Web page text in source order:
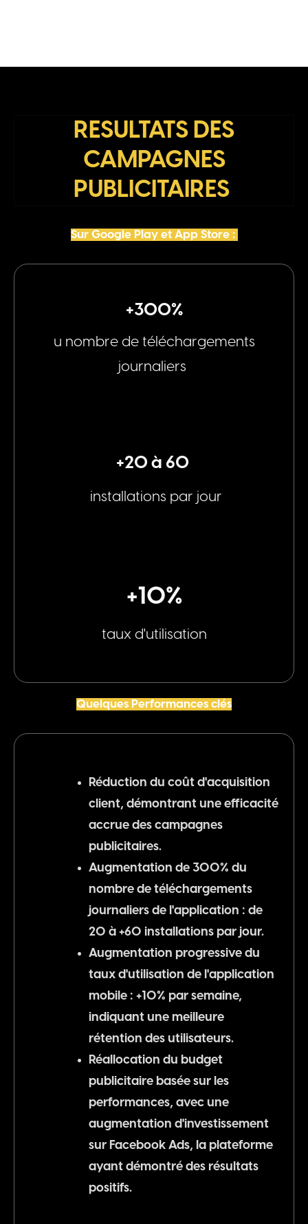
RESULTATS DES
CAMPAGNES
PUBLICITAIRES
Sur Google Play et App Store :
+300%
u nombre de téléchargements
journaliers
+20 à 60
installations par jour
+10%
taux d'utilisation
Quelques Performances clés
Réduction du coût d'acquisition
client, démontrant une efficacité
accrue des campagnes
publicitaires.
Augmentation de 300% du
nombre de téléchargements
journaliers de l'application : de
20 à +60 installations par jour.
Augmentation progressive du
taux d'utilisation de l'application
mobile : +10% par semaine,
indiquant une meilleure
rétention des utilisateurs.
Réallocation du budget
publicitaire basée sur les
performances, avec une
augmentation d'investissement
sur Facebook Ads, la plateforme
ayant démontré des résultats
positifs.